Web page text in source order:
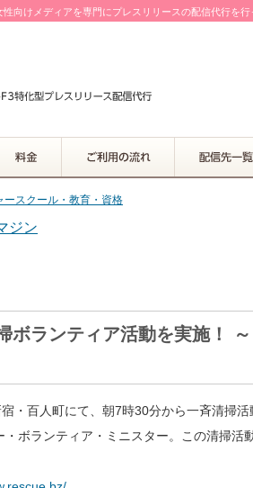
性向けメディアを専門にプレスリリースの配信代行を
ースクール・教育・資格
ジン
ボランティア活動を実施！
・百人町にて、朝7時30分から一斉清掃
・ボランティア・ミニスター。この清掃